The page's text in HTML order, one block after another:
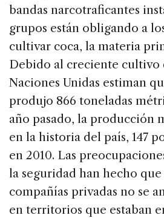
bandas narcotraficantes
grupos están obligando a
cultivar coca, la materia
Debido al creciente cultivo
Naciones Unidas estiman
produjo 866 toneladas
año pasado, la producción
en la historia del país, 147
en 2010. Las
la seguridad han hecho
compañías privadas no se
en territorios que estaban